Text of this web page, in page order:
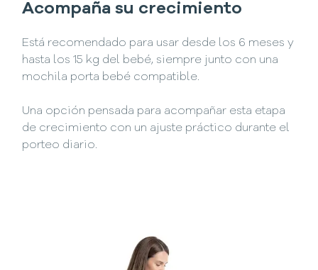
Acompaña su crecimiento
Está recomendado para usar desde los 6 meses y
hasta los 15 kg del bebé, siempre junto con una
mochila porta bebé compatible.
Una opción pensada para acompañar esta etapa
de crecimiento con un ajuste práctico durante el
porteo diario.